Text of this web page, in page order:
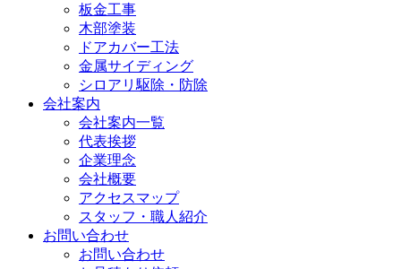
板金工事
木部塗装
ドアカバー工法
金属サイディング
シロアリ駆除・防除
会社案内
会社案内一覧
代表挨拶
企業理念
会社概要
アクセスマップ
スタッフ・職人紹介
お問い合わせ
お問い合わせ